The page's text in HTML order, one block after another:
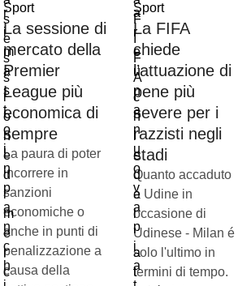
Sport
La sessione di
mercato della
Premier
League più
economica di
sempre
La paura di poter
incorrere in
sanzioni
economiche o
anche in punti di
penalizzazione a
causa della
Sport
La FIFA
chiede
l’attuazione di
pene più
severe per i
razzisti negli
stadi
Quanto accaduto
a Udine in
occasione di
Udinese - Milan é
solo l'ultimo in
termini di tempo.